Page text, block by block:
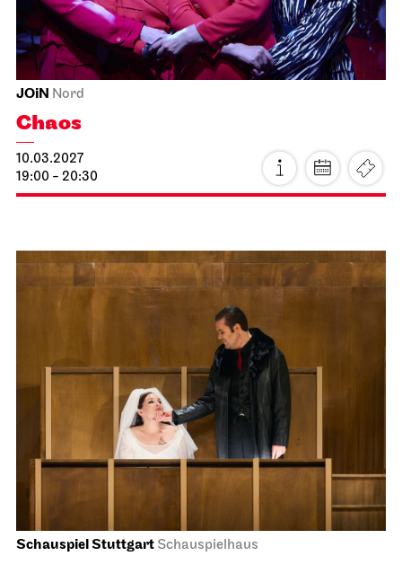
Sa, 20.02.2027
Opernhaus
Uraufführung, Familienvorstellung
Die drei ??? und das
Spiegelkabinett
20.02.2027